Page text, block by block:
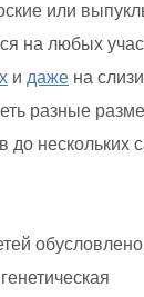
или
на любых
и даже на
разные
до нескольких